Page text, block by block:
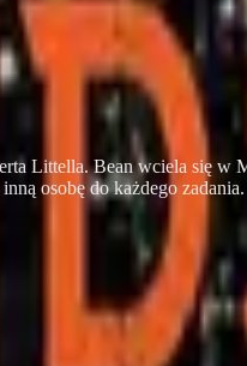
Littella. Bean wciela się w
osobę do każdego